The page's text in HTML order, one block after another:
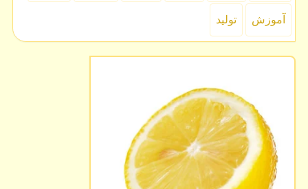
آموزش تولید